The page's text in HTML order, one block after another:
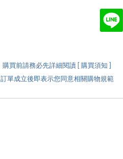
購買前請務必先詳細閱讀 [ 購買須知 ]
訂單成立後即表示您同意相關購物規範